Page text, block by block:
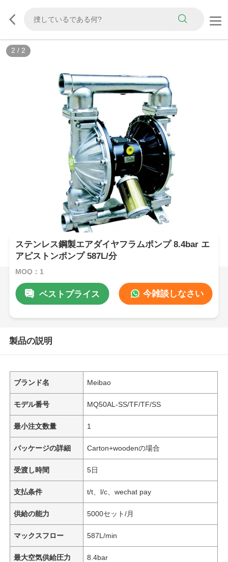
2 / 2
ステンレス鋼製エアダイヤフラムポンプ 8.4bar エ
アピストンポンプ 587L/分
MOQ：1
ベストプライス 今雑談しなさい
製品の説明
ブランド名 Meibao
モデル番号 MQ50AL-SS/TF/TF/SS
最小注文数量 1
パッケージの詳細 Carton+woodenの場合
受渡し時間 5日
支払条件 t/t、l/c、wechat pay
供給の能力 5000セット/月
マックスフロー 587L/min
最大空気供給圧力 8.4bar